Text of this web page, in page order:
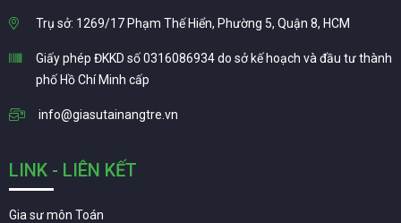
Trụ sở: 1269/17 Phạm Thế Hiển, Phường 5, Quận 8, HCM
Giấy phép ĐKKD số 0316086934 do sở kế hoạch và đầu tư thành
phố Hồ Chí Minh cấp
info@giasutainangtre.vn
LINK - LIÊN KẾT
Gia sư môn Toán